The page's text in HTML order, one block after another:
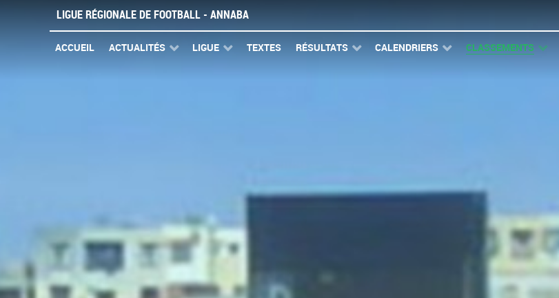
LIGUE RÉGIONALE DE FOOTBALL - ANNABA
ACCUEIL ACTUALITÉS LIGUE TEXTES RÉSULTATS CALENDRIERS CLASSEMENTS